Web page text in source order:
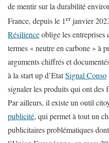
de mentir sur la durabilité
France, depuis le 1erjanvier
Résilienceoblige les
termes « neutre en carbone » à
arguments chiffrés et
à la start up d’EtatSignal Conso
signaler les produits qui ont des
Par ailleurs, il existe un outil
publicité, qui permet à tout un
publicitaires problématiques